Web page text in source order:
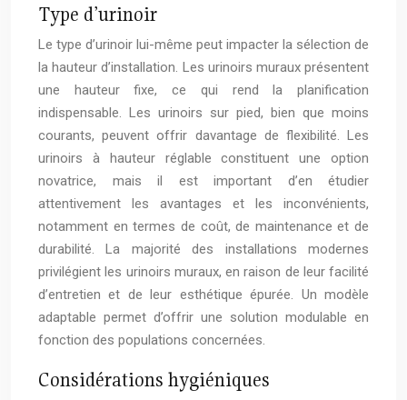
Type d’urinoir
Le type d’urinoir lui-même peut impacter la sélection de
la hauteur d’installation. Les urinoirs muraux présentent
une hauteur fixe, ce qui rend la planification
indispensable. Les urinoirs sur pied, bien que moins
courants, peuvent offrir davantage de flexibilité. Les
urinoirs à hauteur réglable constituent une option
novatrice, mais il est important d’en étudier
attentivement les avantages et les inconvénients,
notamment en termes de coût, de maintenance et de
durabilité. La majorité des installations modernes
privilégient les urinoirs muraux, en raison de leur facilité
d’entretien et de leur esthétique épurée. Un modèle
adaptable permet d’offrir une solution modulable en
fonction des populations concernées.
Considérations hygiéniques